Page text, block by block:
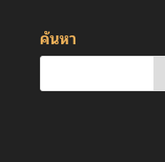
ค้นหา